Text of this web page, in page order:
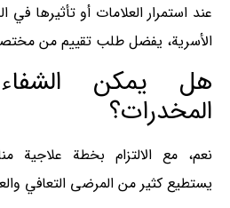
عند استمرار العلامات أو تأثيرها في
الأسرية، يفضل طلب تقييم من
هل يمكن
المخدرات؟
نعم، مع الالتزام بخطة علاجية
يستطيع كثير من المرضى التعافي